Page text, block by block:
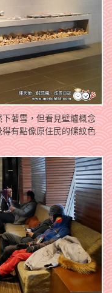
著雪，但看見壁爐概念
有點像原住民的絛紋色